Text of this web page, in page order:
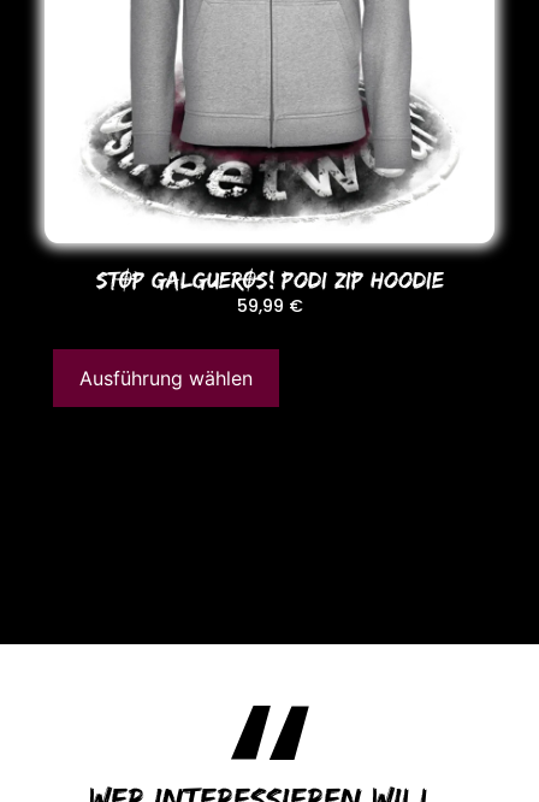
STOP GALGUEROS! Podi ZIP HooDIE
59,99 €
Ausführung wählen